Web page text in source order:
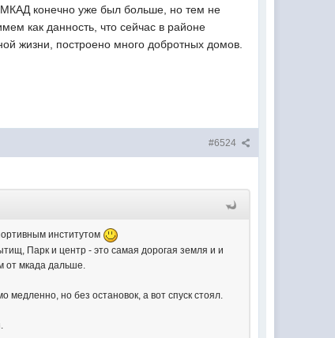
конечно уже был больше, но тем не
как данность, что сейчас в районе
жизни, построено много добротных домов.
#6524
институтом
Парк и центр - это самая дорогая земля и и
от мкада дальше.
но без остановок, а вот спуск стоял.